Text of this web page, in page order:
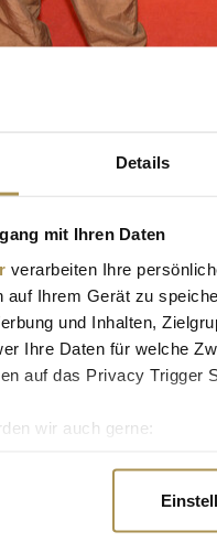
Details
mit Ihren Daten
verarbeiten Ihre
Ihrem Gerät zu
und Inhalten,
Ihre Daten für welche
auf das Privacy Trigger
wir auch gerne:
wie Ihre persönlichen